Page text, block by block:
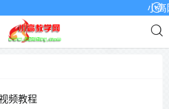
小高
频教程